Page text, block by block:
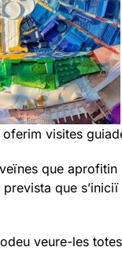
visites
que
que
veure-les